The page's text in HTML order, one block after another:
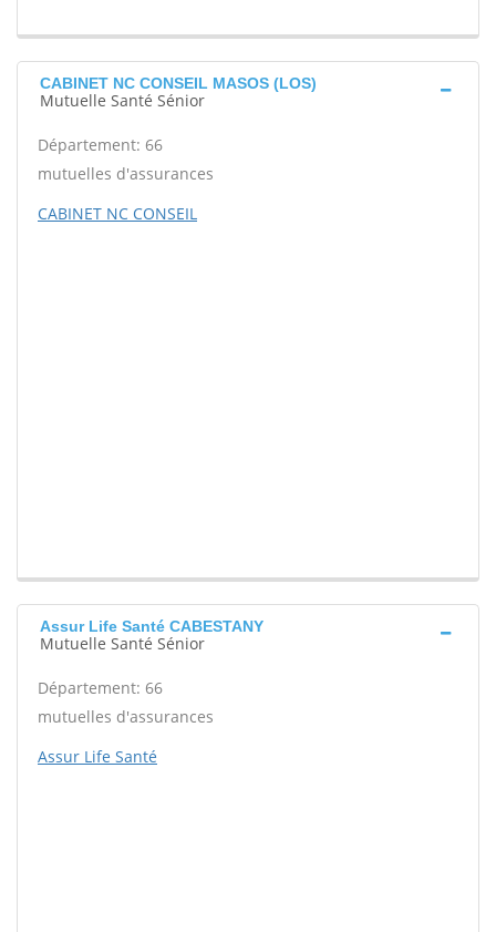
CABINET NC CONSEIL MASOS (LOS)
Mutuelle Santé Sénior
Département: 66
mutuelles d'assurances
CABINET NC CONSEIL
Assur Life Santé CABESTANY
Mutuelle Santé Sénior
Département: 66
mutuelles d'assurances
Assur Life Santé